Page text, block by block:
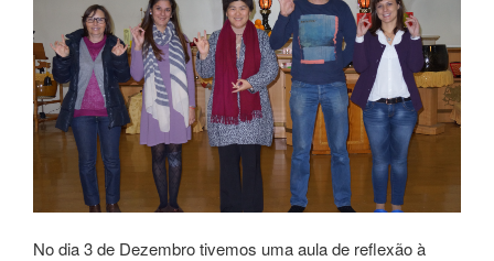
No dia 3 de Dezembro tivemos uma aula de reflexão à